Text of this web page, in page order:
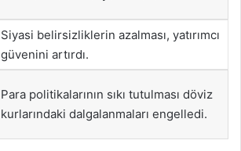
Siyasi belirsizliklerin azalması, yatırımcı
güvenini artırdı.
Para politikalarının sıkı tutulması döviz
kurlarındaki dalgalanmaları engelledi.